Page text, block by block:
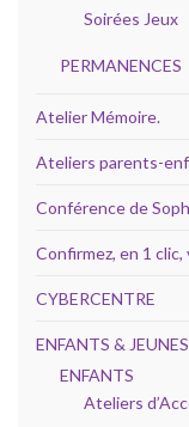
Soirées Jeux
PERMANENCES
Atelier Mémoire.
Ateliers parents-
Conférence de
Confirmez, en 1
CYBERCENTRE
ENFANTS & JEUNES
ENFANTS
Ateliers